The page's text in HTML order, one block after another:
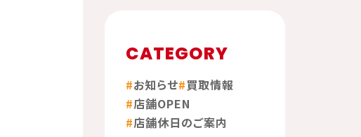
CATEGORY
お知らせ 買取情報
店舗OPEN
店舗休日のご案内